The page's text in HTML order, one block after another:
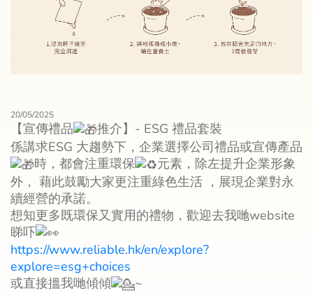
20/05/2025
【宣傳禮品
推介】- ESG 禮品套裝
係講求ESG 大趨勢下，企業選擇公司禮品或宣傳產品
時，都會注重環保
元素，除左提升企業形象
外， 藉此鼓勵大家更注重綠色生活 ，展現企業對永
續經營的承諾。
想知更多既環保又實用的禮物，歡迎去我哋website
睇吓
https://www.reliable.hk/en/explore?
explore=esg+choices
或直接搵我哋傾傾
~